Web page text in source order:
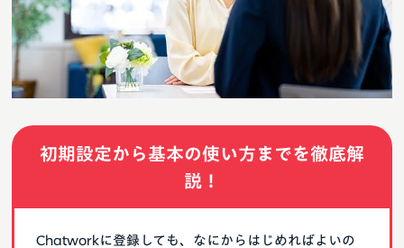
初期設定から基本の使い方までを徹底解
説！
Chatworkに登録しても、なにからはじめればよいの